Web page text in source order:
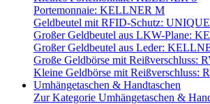
Portemonnaie: KELLNER M
Geldbeutel mit RFID-Schutz:
Großer Geldbeutel aus LKW-Plane:
Großer Geldbeutel aus Leder:
Große Geldbörse mit Reißverschluss:
Kleine Geldbörse mit Reißverschluss:
Umhängetaschen & Handtaschen
Zur Kategorie Umhängetaschen &